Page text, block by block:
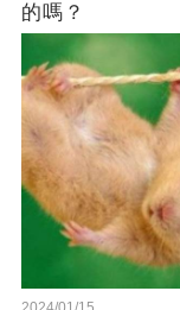
的嗎？